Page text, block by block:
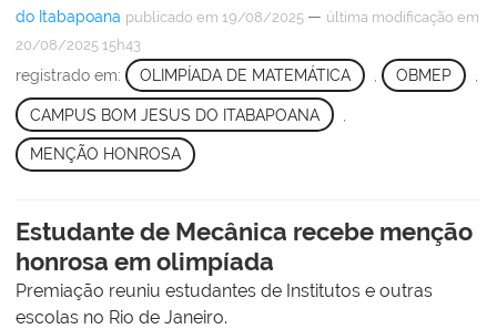
do Itabapoana publicado em 19/08/2025 — última modificação em
20/08/2025 15h43
registrado em: OLIMPÍADA DE MATEMÁTICA OBMEP
CAMPUS BOM JESUS DO ITABAPOANA
MENÇÃO HONROSA
Estudante de Mecânica recebe menção
honrosa em olimpíada
Premiação reuniu estudantes de Institutos e outras
escolas no Rio de Janeiro.